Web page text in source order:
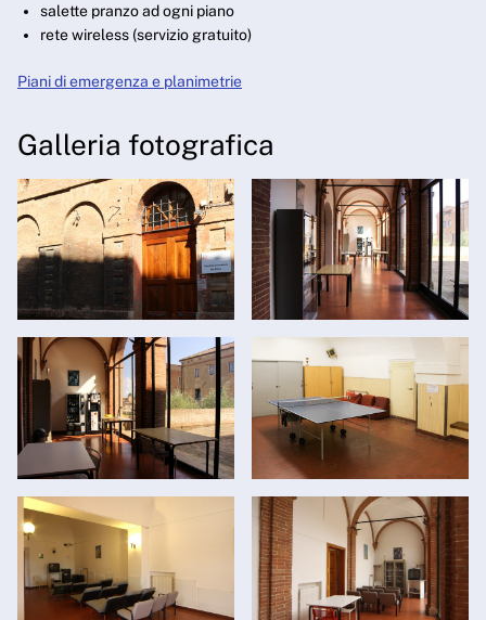
salette pranzo ad ogni piano
rete wireless (servizio gratuito)
Piani di emergenza e planimetrie
Galleria fotografica